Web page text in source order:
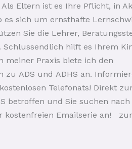
Eltern ist es Ihre Pflicht, in
sich um ernsthafte
Sie die Lehrer,
hilft es Ihrem
meiner Praxis biete ich den
ADS und ADHS an.
Telefonats! Direkt
betroffen und Sie suchen
kostenfreien Emailserie an!